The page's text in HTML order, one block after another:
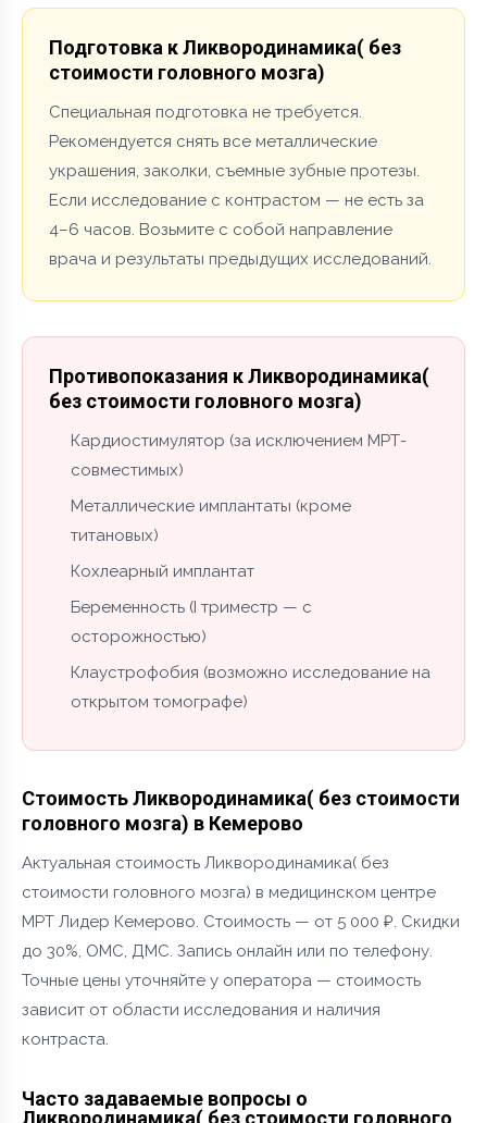
Подготовка к Ликвородинамика( без
стоимости головного мозга)
Специальная подготовка не требуется.
Рекомендуется снять все металлические
украшения, заколки, съемные зубные протезы.
Если исследование с контрастом — не есть за
4–6 часов. Возьмите с собой направление
врача и результаты предыдущих исследований.
Противопоказания к Ликвородинамика(
без стоимости головного мозга)
Кардиостимулятор (за исключением МРТ-
совместимых)
Металлические имплантаты (кроме
титановых)
Кохлеарный имплантат
Беременность (I триместр — с
осторожностью)
Клаустрофобия (возможно исследование на
открытом томографе)
Стоимость Ликвородинамика( без стоимости
головного мозга) в Кемерово
Актуальная стоимость Ликвородинамика( без
стоимости головного мозга) в медицинском центре
МРТ Лидер Кемерово. Стоимость — от 5 000 ₽. Скидки
до 30%, ОМС, ДМС. Запись онлайн или по телефону.
Точные цены уточняйте у оператора — стоимость
зависит от области исследования и наличия
контраста.
Часто задаваемые вопросы о
Ликвородинамика( без стоимости головного